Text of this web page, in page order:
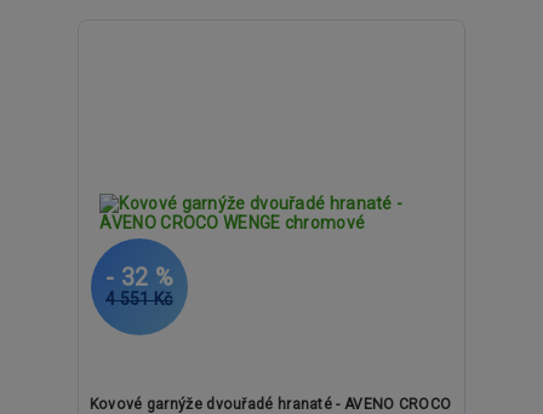
4 551 Kč
- 32 %
Kovové garnýže dvouřadé hranaté - AVENO CROCO